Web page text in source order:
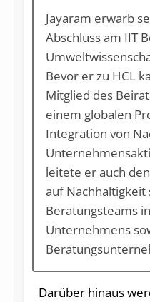
Jayaram erwarb
Abschluss am IIT
Bevor er zu HCL
Mitglied des
einem globalen
Integration von
leitete er auch
auf Nachhaltigkeit
Beratungsteams
Unternehmens
Darüber hinaus